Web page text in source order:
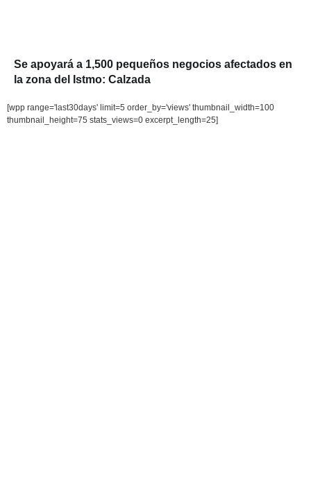
Se apoyará a 1,500 pequeños negocios afectados en
la zona del Istmo: Calzada
[wpp range='last30days' limit=5 order_by='views' thumbnail_width=100
thumbnail_height=75 stats_views=0 excerpt_length=25]